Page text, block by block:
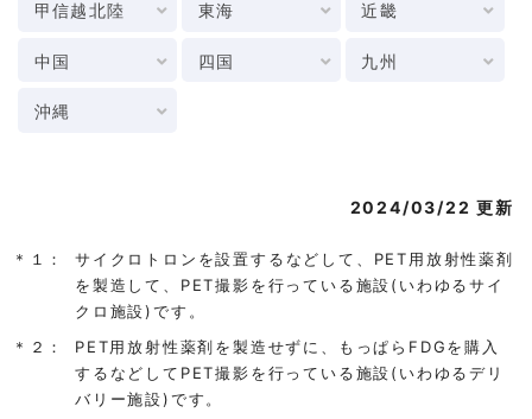
甲信越北陸 東海 近畿
中国 四国 九州
沖縄
2024/03/22 更新
＊１：
サイクロトロンを設置するなどして、PET用放射性薬剤
を製造して、PET撮影を行っている施設(いわゆるサイ
クロ施設)です。
＊２：
PET用放射性薬剤を製造せずに、もっぱらFDGを購入
するなどしてPET撮影を行っている施設(いわゆるデリ
バリー施設)です。